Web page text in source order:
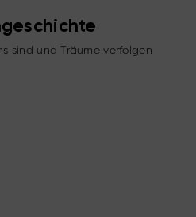
sind und Träume verfolgen